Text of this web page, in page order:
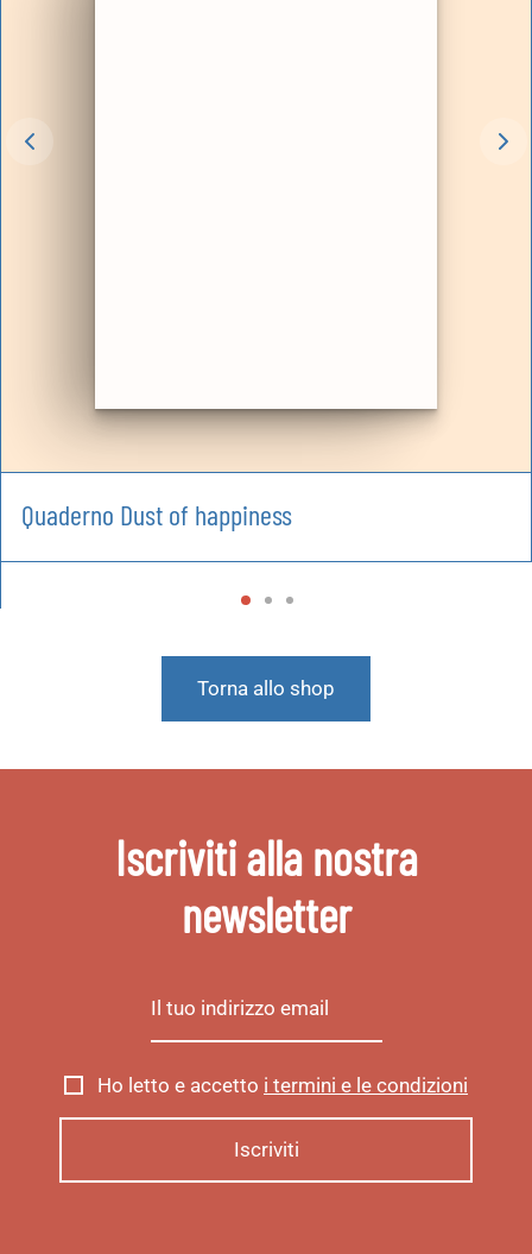
Quaderno Dust of happiness
Torna allo shop
Iscriviti alla nostra
newsletter
Ho letto e accetto i termini e le condizioni